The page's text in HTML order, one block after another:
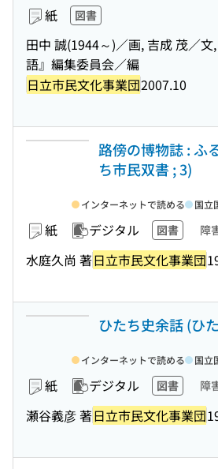
紙 図書
田中 誠(1944～)／画, 吉成 茂／
語』編集委員会／編
日立市民文化事業団2007.10
路傍の博物誌 : ふ
ち市民双書 ; 3)
紙 デジタル 図書 障
水庭久尚 著日立市民文化事業団
インターネットで読める 国立
ひたち史余話 (ひ
紙 デジタル 図書 障
瀬谷義彦 著日立市民文化事業団
インターネットで読める 国立